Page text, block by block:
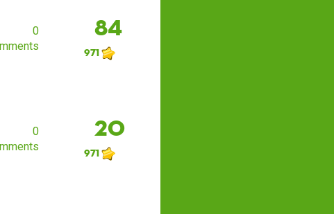
0
84
971
0
20
971